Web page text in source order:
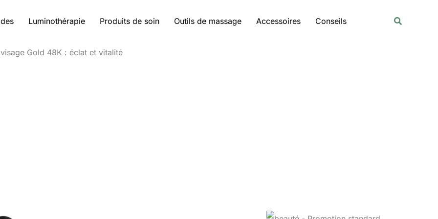
Luminothérapie Produits de soin Outils de massage Accessoires Conseils
Gold 48K : éclat et vitalité